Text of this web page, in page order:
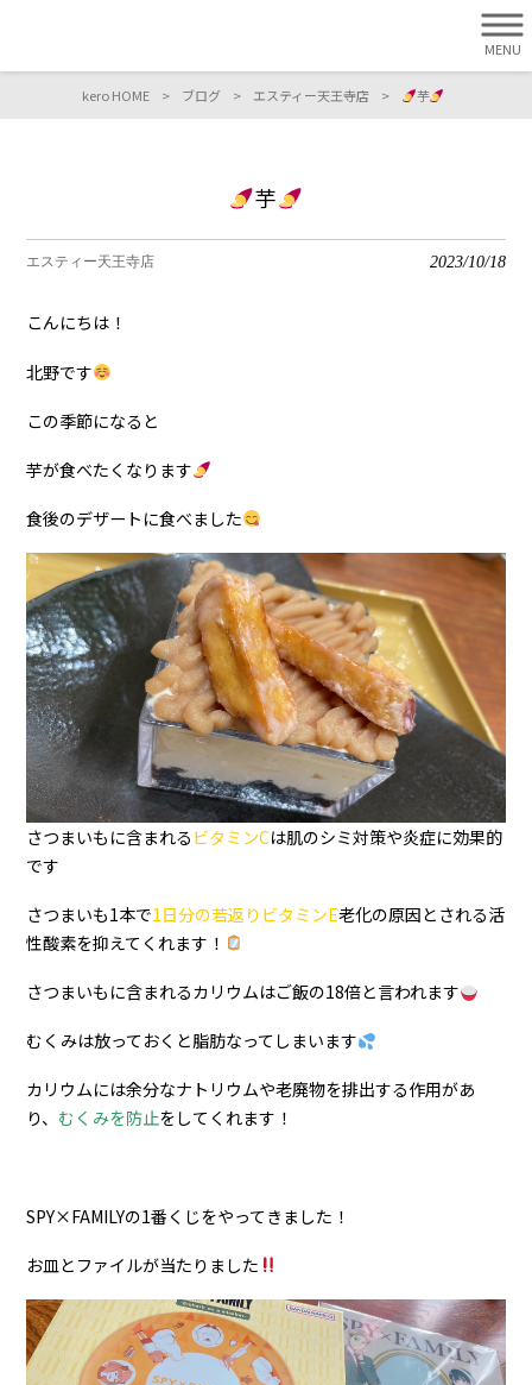
MENU
kero HOME > ブログ > エスティー天王寺店 > 芋
芋
エスティー天王寺店 2023/10/18
こんにちは！
北野です
この季節になると
芋が食べたくなります
食後のデザートに食べました
さつまいもに含まれる ビタミンCは肌のシミ対策や炎症に効果的
です
さつまいも1本で1日分の若返りビタミンE老化の原因とされる活
性酸素を抑えてくれます！
さつまいもに含まれるカリウムはご飯の18倍と言われます
むくみは放っておくと脂肪なってしまいます
カリウムには余分なナトリウムや老廃物を排出する作用があ
り、 むくみを防止をしてくれます！
SPY×FAMILYの1番くじをやってきました！
お皿とファイルが当たりました